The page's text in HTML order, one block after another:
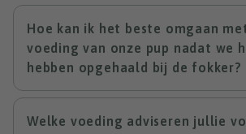
Hoe kan ik het beste omgaan
voeding van onze pup nadat we
hebben opgehaald bij de fokker?
Welke voeding adviseren jullie